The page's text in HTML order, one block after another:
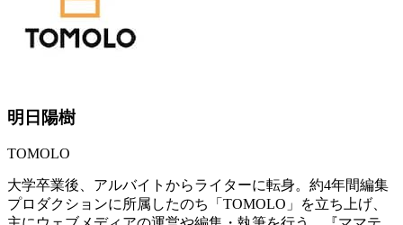
明日陽樹
TOMOLO
大学卒業後、アルバイトからライターに転身。約4年間編集
プロダクションに所属したのち「TOMOLO」を立ち上げ、